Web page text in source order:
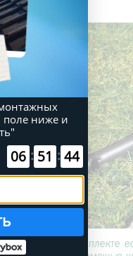
поле ниже и
51 : 22 : 55